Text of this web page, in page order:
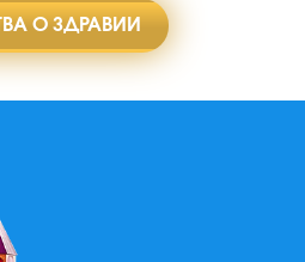
О ЗДРАВИИ